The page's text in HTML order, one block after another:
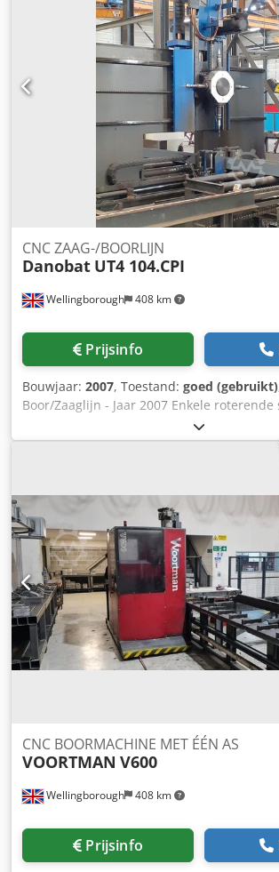
Wellingborough 408 km
CNC ZAAG-/BOORLIJN
Danobat UT4 104.CPI
Prijsinfo
Bouwjaar: 2007, Toestand: goed (gebruikt)
Boor/Zaaglijn - Jaar 2007 Enkele
meter invoerrollen. 12 meter invoerrollen.
invoer. Invoer Cross Transfers. Outfeed
750mm Capaciteit. Zaagcapaciteit: Ronde
Rechthoekige zaagcapaciteit (zonder
graden) 700mm X 500 mm. Maximale
verticale bek 700 X 500 mm. Cjdpfxsig T
Ronde snijcapaciteit met 45 graden draai,
Rechthoekige snijcapaciteit met 45 graden
mm.
Wellingborough 408 km
CNC BOORMACHINE MET ÉÉN AS
VOORTMAN V600
Prijsinfo